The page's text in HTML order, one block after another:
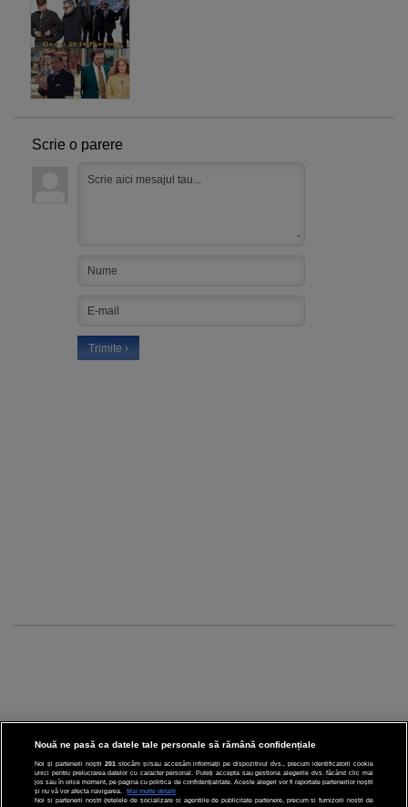
Scrie o parere
CINEMA
Nouă ne pasă ca datele tale personale să rămână confidențiale
Noi și partenerii noștri 201 stocăm și/sau accesăm informații pe dispozitivul dvs., precum identificatorii cookie
unici pentru prelucrarea datelor cu caracter personal. Puteți accepta sau gestiona alegerile dvs. făcând clic mai
jos sau în orice moment, pe pagina cu politica de confidențialitate. Aceste alegeri vor fi raportate partenerilor noștri
și nu vă vor afecta navigarea.
Mai multe detalii
Noi si partenerii nostri (retelele de socializare si agentiile de publicitate partenere, precum si furnizorii nostri de